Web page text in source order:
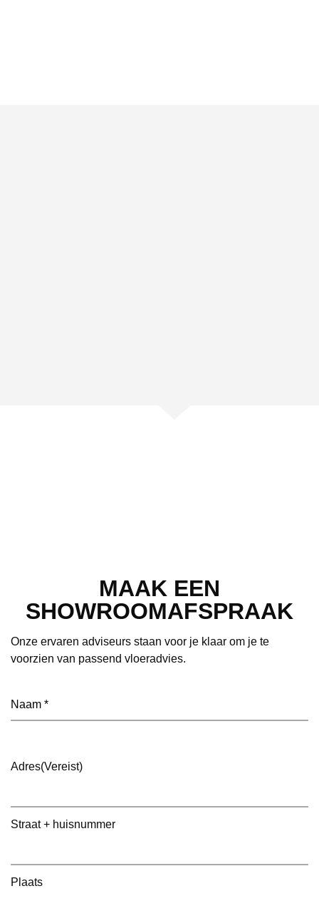
MAAK EEN
SHOWROOMAFSPRAAK
Onze ervaren adviseurs staan voor je klaar om je te
voorzien van passend vloeradvies.
Adres(Vereist)
Straat + huisnummer
Plaats